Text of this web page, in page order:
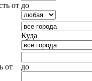
от до
Куда
от
до